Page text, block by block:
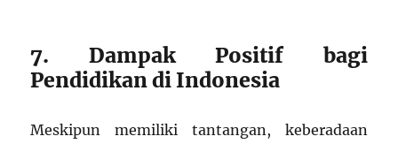
7. Dampak Positif bagi
Pendidikan di Indonesia
Meskipun memiliki tantangan, keberadaan